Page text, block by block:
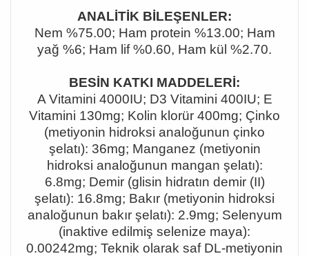
ANALİTİK BİLEŞENLER:
Nem %75.00; Ham protein %13.00; Ham
yağ %6; Ham lif %0.60, Ham kül %2.70.
BESİN KATKI MADDELERİ:
A Vitamini 4000IU; D3 Vitamini 400IU; E
Vitamini 130mg; Kolin klorür 400mg; Çinko
(metiyonin hidroksi analoğunun çinko
şelatı): 36mg; Manganez (metiyonin
hidroksi analoğunun mangan şelatı):
6.8mg; Demir (glisin hidratın demir (II)
şelatı): 16.8mg; Bakır (metiyonin hidroksi
analoğunun bakır şelatı): 2.9mg; Selenyum
(inaktive edilmiş selenize maya):
0.00242mg; Teknik olarak saf DL‐metiyonin